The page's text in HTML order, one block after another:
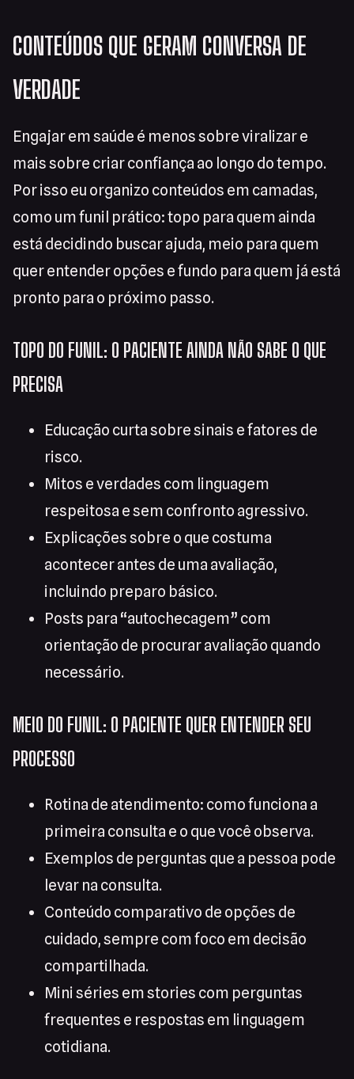
CONTEÚDOS QUE GERAM CONVERSA DE
VERDADE
Engajar em saúde é menos sobre viralizar e
mais sobre criar confiança ao longo do tempo.
Por isso eu organizo conteúdos em camadas,
como um funil prático: topo para quem ainda
está decidindo buscar ajuda, meio para quem
quer entender opções e fundo para quem já está
pronto para o próximo passo.
TOPO DO FUNIL: O PACIENTE AINDA NÃO SABE O QUE
PRECISA
Educação curta sobre sinais e fatores de
risco.
Mitos e verdades com linguagem
respeitosa e sem confronto agressivo.
Explicações sobre o que costuma
acontecer antes de uma avaliação,
incluindo preparo básico.
Posts para “autochecagem” com
orientação de procurar avaliação quando
necessário.
MEIO DO FUNIL: O PACIENTE QUER ENTENDER SEU
PROCESSO
Rotina de atendimento: como funciona a
primeira consulta e o que você observa.
Exemplos de perguntas que a pessoa pode
levar na consulta.
Conteúdo comparativo de opções de
cuidado, sempre com foco em decisão
compartilhada.
Mini séries em stories com perguntas
frequentes e respostas em linguagem
cotidiana.